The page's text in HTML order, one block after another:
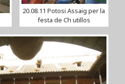
20.08.11 Potosi Assaig per la
festa de Ch utillos